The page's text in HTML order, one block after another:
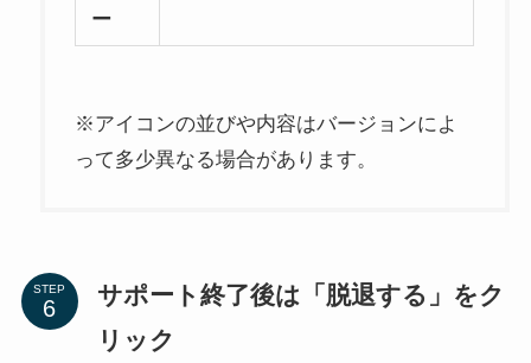
ー
※アイコンの並びや内容はバージョンによ
って多少異なる場合があります。
STEP
サポート終了後は「脱退する」をク
リック